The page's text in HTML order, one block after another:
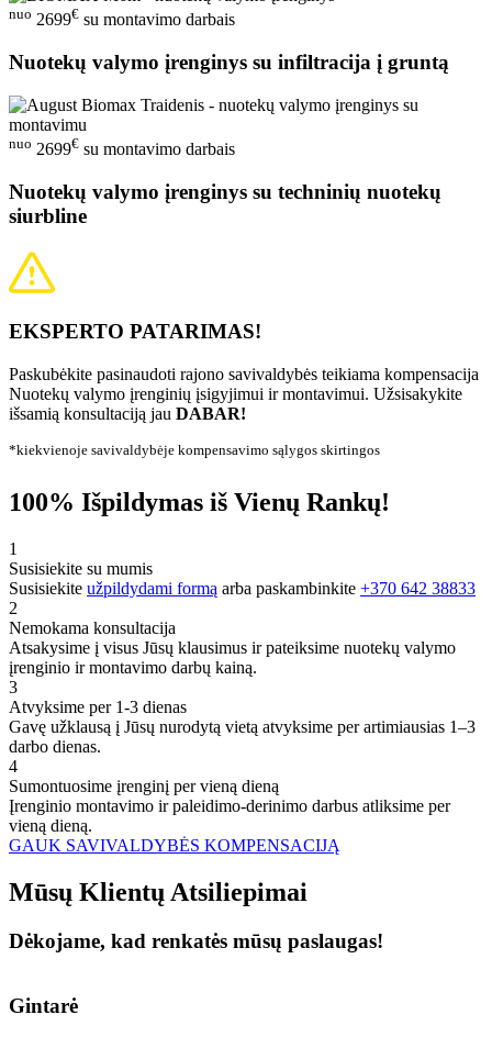
nuo 2699€ su montavimo darbais
Nuotekų valymo įrenginys su infiltracija į gruntą
nuo 2699€ su montavimo darbais
Nuotekų valymo įrenginys su techninių nuotekų
siurbline
EKSPERTO PATARIMAS!
Paskubėkite pasinaudoti rajono savivaldybės teikiama kompensacija
Nuotekų valymo įrenginių įsigyjimui ir montavimui. Užsisakykite
išsamią konsultaciją jau DABAR!
*kiekvienoje savivaldybėje kompensavimo sąlygos skirtingos
100% Išpildymas iš Vienų Rankų!
1
Susisiekite su mumis
Susisiekite užpildydami formą arba paskambinkite +370 642 38833
2
Nemokama konsultacija
Atsakysime į visus Jūsų klausimus ir pateiksime nuotekų valymo
įrenginio ir montavimo darbų kainą.
3
Atvyksime per 1-3 dienas
Gavę užklausą į Jūsų nurodytą vietą atvyksime per artimiausias 1–3
darbo dienas.
4
Sumontuosime įrenginį per vieną dieną
Įrenginio montavimo ir paleidimo-derinimo darbus atliksime per
vieną dieną.
GAUK SAVIVALDYBĖS KOMPENSACIJĄ
Mūsų Klientų Atsiliepimai
Dėkojame, kad renkatės mūsų paslaugas!
Gintarė